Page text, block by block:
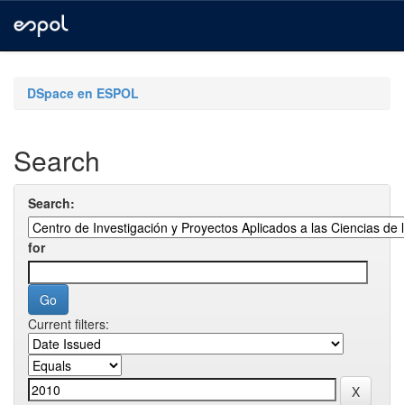
navigationDSpace en ESPOL
Search
Search:
for
Current filters: